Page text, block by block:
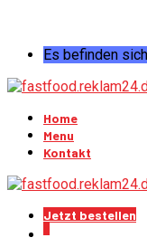
Es befinden
Home
Menu
Kontakt
Jetzt bestellen